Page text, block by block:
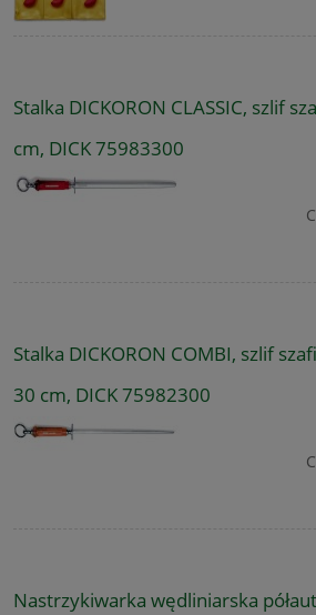
Stalka DICKORON CLASSIC, szlif
cm, DICK 75983300
Stalka DICKORON COMBI, szlif
30 cm, DICK 75982300
Nastrzykiwarka wędliniarska